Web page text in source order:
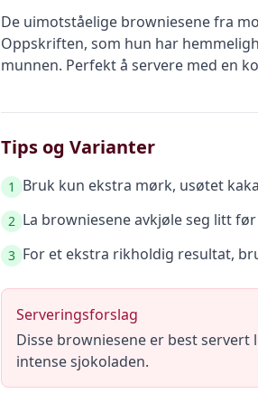
De uimotståelige browniesene fra
Oppskriften, som hun har
munnen. Perfekt å servere med en
Tips og Varianter
1 Bruk kun ekstra mørk, usøtet
2 La browniesene avkjøle seg litt
3 For et ekstra rikholdig resultat,
Serveringsforslag
Disse browniesene er best
intense sjokoladen.